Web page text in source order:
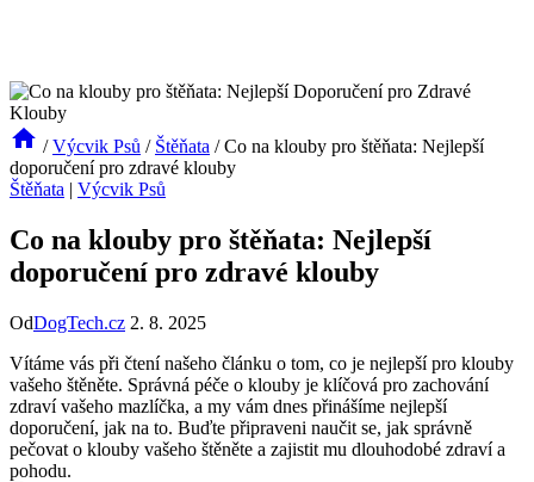
/ Výcvik Psů / Štěňata / Co na klouby pro štěňata: Nejlepší
doporučení pro zdravé klouby
Štěňata | Výcvik Psů
Co na klouby pro štěňata: Nejlepší
doporučení pro zdravé klouby
OdDogTech.cz 2. 8. 2025
Vítáme vás při čtení našeho článku o tom, co je nejlepší pro klouby
vašeho štěněte. Správná péče o klouby je klíčová pro zachování
zdraví vašeho mazlíčka, a my vám dnes přinášíme nejlepší
doporučení, jak na to. Buďte připraveni naučit se, jak správně
pečovat o klouby vašeho štěněte a zajistit mu dlouhodobé zdraví a
pohodu.